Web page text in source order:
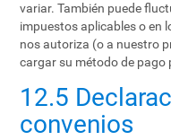
variar. También puede
impuestos aplicables o en
nos autoriza (o a nuestro
cargar su método de pago
12.5
convenios